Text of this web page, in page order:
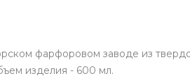
фарфоровом заводе из
изделия - 600 мл.